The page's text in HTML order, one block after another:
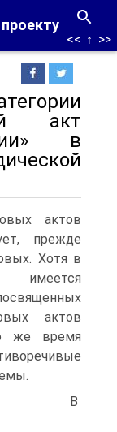
<< ↑ >>
акт
в
актов
прежде
Хотя в
имеется
актов
же время
В